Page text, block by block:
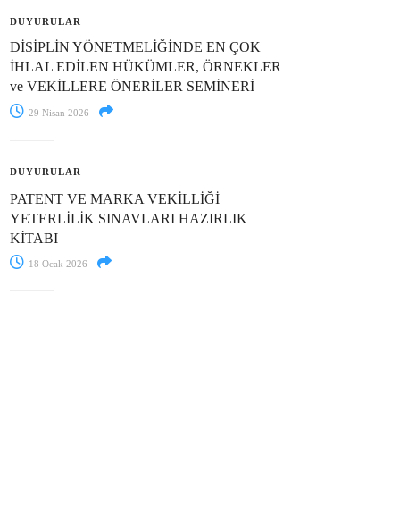
DUYURULAR
DİSİPLİN YÖNETMELİĞİNDE EN ÇOK
İHLAL EDİLEN HÜKÜMLER, ÖRNEKLER
ve VEKİLLERE ÖNERİLER SEMİNERİ
29 Nisan 2026
DUYURULAR
PATENT VE MARKA VEKİLLİĞİ
YETERLİLİK SINAVLARI HAZIRLIK
KİTABI
18 Ocak 2026